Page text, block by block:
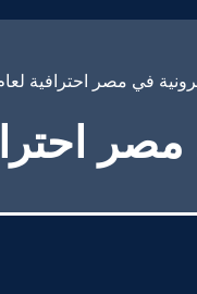
في مصر​ احترافية لعام
احترافية